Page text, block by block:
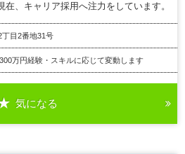
、キャリア採用へ注力をしています。
丁目2番地31号
万円経験・スキルに応じて変動します
気になる